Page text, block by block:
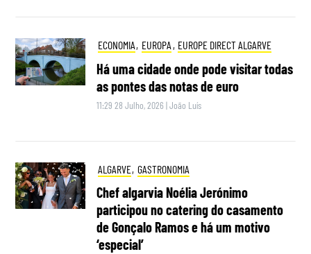
ECONOMIA, EUROPA , EUROPE DIRECT ALGARVE
Há uma cidade onde pode visitar todas
as pontes das notas de euro
11:29 28 Julho, 2026 |João Luís
ALGARVE, GASTRONOMIA
Chef algarvia Noélia Jerónimo
participou no catering do casamento
de Gonçalo Ramos e há um motivo
‘especial’